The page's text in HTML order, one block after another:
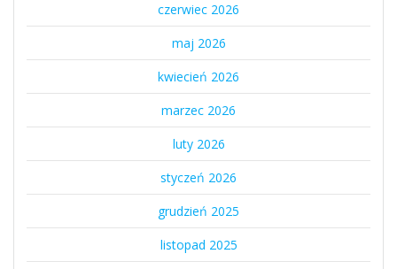
czerwiec 2026
maj 2026
kwiecień 2026
marzec 2026
luty 2026
styczeń 2026
grudzień 2025
listopad 2025